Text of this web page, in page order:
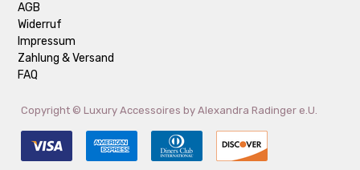
AGB
Widerruf
Impressum
Zahlung & Versand
FAQ
Copyright © Luxury Accessoires by Alexandra Radinger e.U.